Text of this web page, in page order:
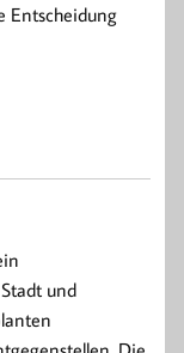
Entscheidung
und